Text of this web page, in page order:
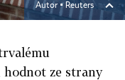
Autor ▪ Reuters
hodnot ze strany